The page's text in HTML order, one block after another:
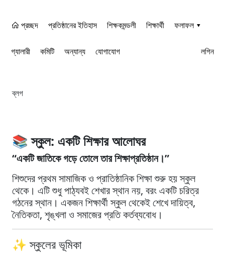
প্রচ্ছদ প্রতিষ্ঠানের ইতিহাস শিক্ষকমন্ডলী শিক্ষার্থী ফলাফল ▾
গ্যালারী কমিটি অন্যান্য যোগাযোগ লগিন
ব্লগ
📚স্কুল: একটি শিক্ষার আলোঘর
“একটি জাতিকে গড়ে তোলে তার শিক্ষাপ্রতিষ্ঠান।”
শিশুদের প্রথম সামাজিক ও প্রাতিষ্ঠানিক শিক্ষা শুরু হয় স্কুল
থেকে। এটি শুধু পাঠ্যবই শেখার স্থান নয়, বরং একটি চরিত্র
গঠনের স্থান। একজন শিক্ষার্থী স্কুল থেকেই শেখে দায়িত্ব,
নৈতিকতা, শৃঙ্খলা ও সমাজের প্রতি কর্তব্যবোধ।
✨ স্কুলের ভূমিকা